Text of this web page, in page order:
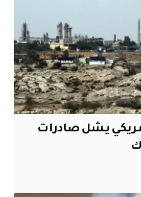
يشل صادرات